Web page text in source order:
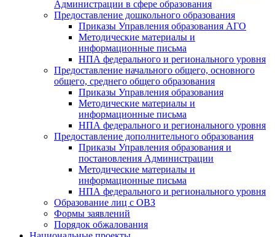
Администрации в сфере образования
Предоставление дошкольного образования
Приказы Управления образования АГО
Методические материалы и
информационные письма
НПА федерального и регионального уровня
Предоставление начального общего, основного
общего, среднего общего образования
Приказы Управления образования
Методические материалы и
информационные письма
НПА федерального и регионального уровня
Предоставление дополнительного образования
Приказы Управления образования и
постановления Администрации
Методические материалы и
информационные письма
НПА федерального и регионального уровня
Образование лиц с ОВЗ
Формы заявлений
Порядок обжалования